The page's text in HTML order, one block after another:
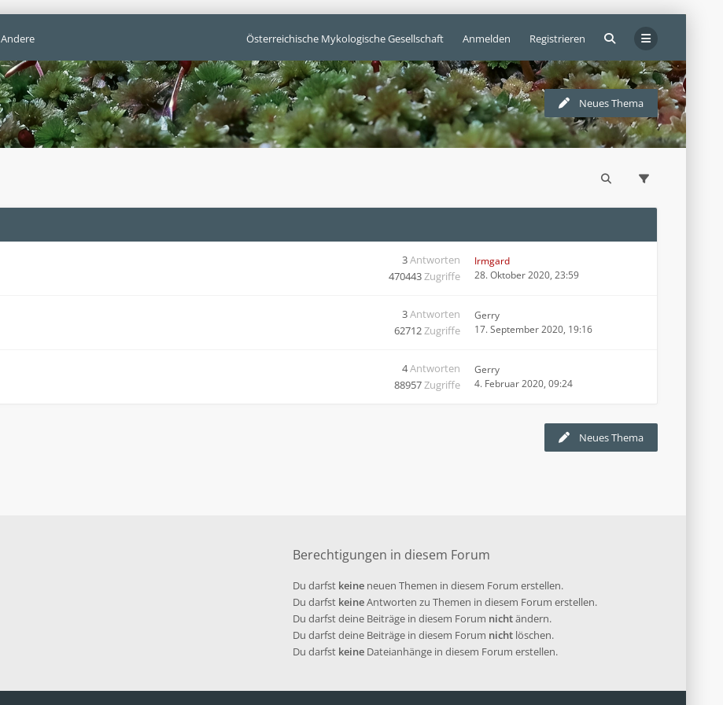
Österreichische Mykologische Gesellschaft Anmelden Registrieren
Andere
Neues Thema
3Antworten
470443Zugriffe
Irmgard
28. Oktober 2020, 23:59
3Antworten
62712Zugriffe
Gerry
17. September 2020, 19:16
4Antworten
88957Zugriffe
Gerry
4. Februar 2020, 09:24
Neues Thema
Berechtigungen in diesem Forum
Du darfst keine neuen Themen in diesem Forum erstellen.
Du darfst keineAntworten zu Themen in diesem Forum erstellen.
Du darfst deine Beiträge in diesem Forum nichtändern.
Du darfst deine Beiträge in diesem Forum nicht löschen.
Du darfst keine Dateianhänge in diesem Forum erstellen.